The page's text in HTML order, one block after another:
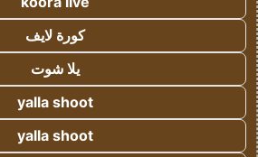
كورة لايف
يلا شوت
yalla shoot
yalla shoot